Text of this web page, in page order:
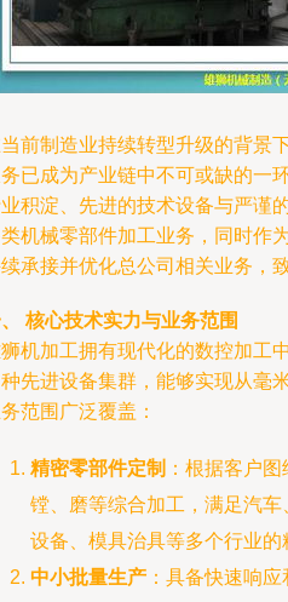
前制造业持续转型升级的背景
已成为产业链中不可或缺的一
积淀、先进的技术设备与严谨
机械零部件加工业务，同时作
承接并优化总公司相关业务，
核心技术实力与业务范围
机加工拥有现代化的数控加工
先进设备集群，能够实现从毫
范围广泛覆盖：
精密零部件定制 ：根据客户
镗、磨等综合加工，满足汽
设备、模具治具等多个行业的
中小批量生产 ：具备快速响